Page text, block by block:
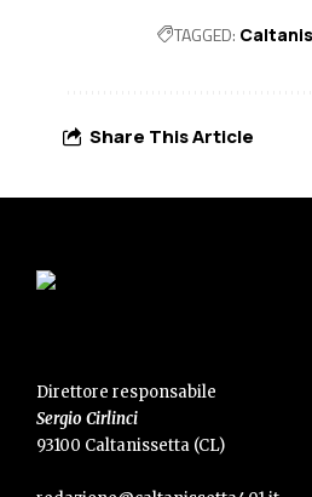
TAGGED:
Share This Article
Direttore responsabile
Sergio Cirlinci
93100 Caltanissetta (CL)